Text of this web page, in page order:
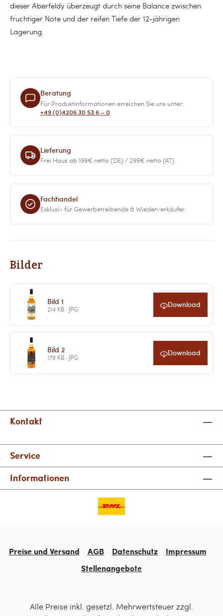
dieser Aberfeldy überzeugt durch seine Balance zwischen
fruchtiger Note und der reifen Tiefe der 12-jährigen
Lagerung.
Beratung
Für Produktinformationen erreichen Sie uns unter:
+49 (0)4206 30 53 6 – 0
Lieferung
Frei Haus ab 199€ netto (DE) / 299€ netto (AT).
Fachhandel
Exklusiv für Gewerbetreibende & Wiederverkäufer.
Bilder
Bild 1
214 KB · JPG Download
Bild 2
179 KB · JPG Download
Kontakt
Service
Informationen
Preise und Versand AGB Datenschutz
Impressum
Stellenangebote
Alle Preise inkl. gesetzl. Mehrwertsteuer zzgl.